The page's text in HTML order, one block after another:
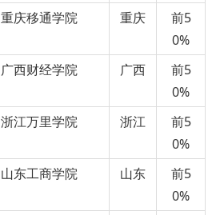
重庆移通学院 重庆
前5
0%
广西财经学院 广西
前5
0%
浙江万里学院 浙江
前5
0%
山东工商学院 山东
前5
0%